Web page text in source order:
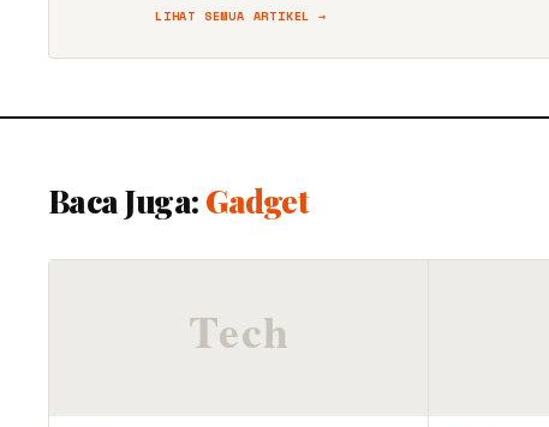
LIHAT SEMUA ARTIKEL →
Baca Juga: Gadget